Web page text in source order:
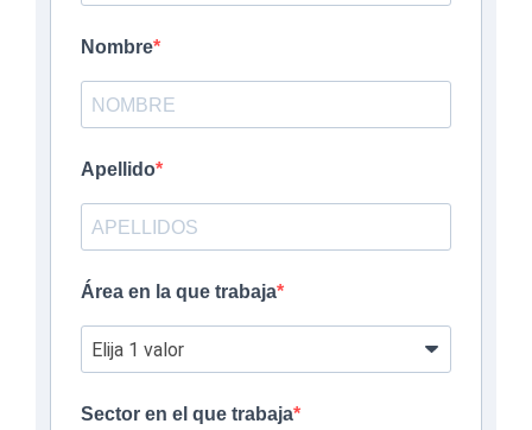
Nombre
Apellido
Área en la que trabaja
Sector en el que trabaja